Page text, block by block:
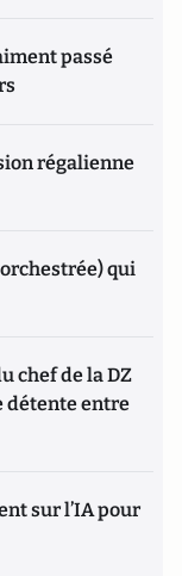
passé
régalienne
qui
chef de la DZ
détente entre
sur l’IA pour